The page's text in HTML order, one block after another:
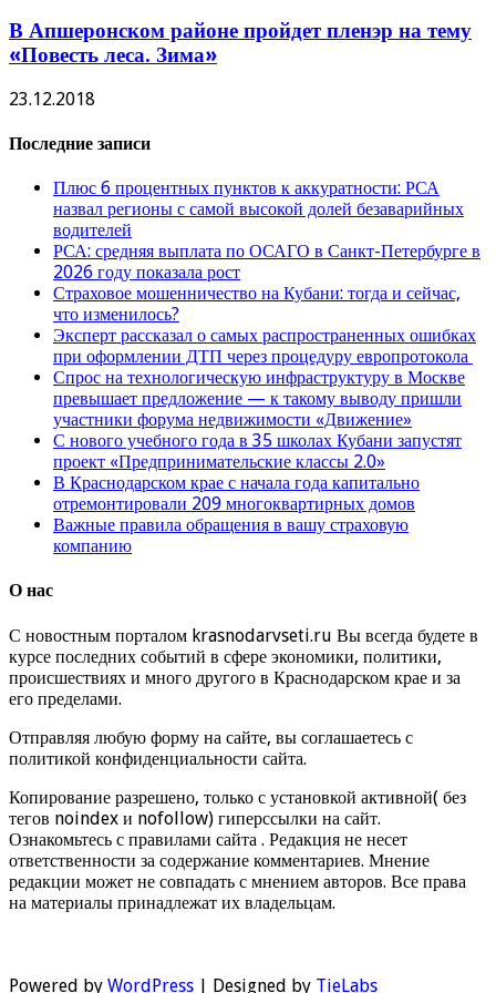
В Апшеронском районе пройдет пленэр на тему
«Повесть леса. Зима»
23.12.2018
Последние записи
Плюс 6 процентных пунктов к аккуратности: РСА
назвал регионы с самой высокой долей безаварийных
водителей
РСА: средняя выплата по ОСАГО в Санкт-Петербурге в
2026 году показала рост
Страховое мошенничество на Кубани: тогда и сейчас,
что изменилось?
Эксперт рассказал о самых распространенных ошибках
при оформлении ДТП через процедуру европротокола
Спрос на технологическую инфраструктуру в Москве
превышает предложение — к такому выводу пришли
участники форума недвижимости «Движение»
С нового учебного года в 35 школах Кубани запустят
проект «Предпринимательские классы 2.0»
В Краснодарском крае с начала года капитально
отремонтировали 209 многоквартирных домов
Важные правила обращения в вашу страховую
компанию
О нас
С новостным порталом krasnodarvseti.ru Вы всегда будете в
курсе последних событий в сфере экономики, политики,
происшествиях и много другого в Краснодарском крае и за
его пределами.
Отправляя любую форму на сайте, вы соглашаетесь с
политикой конфиденциальности сайта.
Копирование разрешено, только с установкой активной( без
тегов noindex и nofollow) гиперссылки на сайт.
Ознакомьтесь с правилами сайта . Редакция не несет
ответственности за содержание комментариев. Мнение
редакции может не совпадать с мнением авторов. Все права
на материалы принадлежат их владельцам.
Powered by WordPress | Designed by TieLabs